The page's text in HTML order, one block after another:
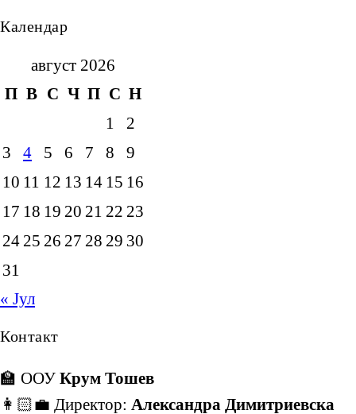
Календар
август 2026
П В С Ч П С Н
1
2
3
4 5 6 7 8
9
10 11 12 13 14 15 16
17 18 19 20 21 22 23
24 25 26 27 28 29 30
31
« Јул
Контакт
🏫 ООУ Крум Тошев
👩🏻‍💼 Директор: Александра Димитриевска